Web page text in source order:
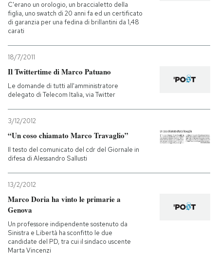
C'erano un orologio, un braccialetto della
figlia, uno swatch di 20 anni fa ed un certificato
di garanzia per una fedina di brillantini da 1,48
carati
18/7/2011
Il Twittertime di Marco Patuano
Le domande di tutti all'amministratore
delegato di Telecom Italia, via Twitter
3/12/2012
“Un coso chiamato Marco Travaglio”
Il testo del comunicato del cdr del Giornale in
difesa di Alessandro Sallusti
13/2/2012
Marco Doria ha vinto le primarie a
Genova
Un professore indipendente sostenuto da
Sinistra e Libertà ha sconfitto le due
candidate del PD, tra cui il sindaco uscente
Marta Vincenzi